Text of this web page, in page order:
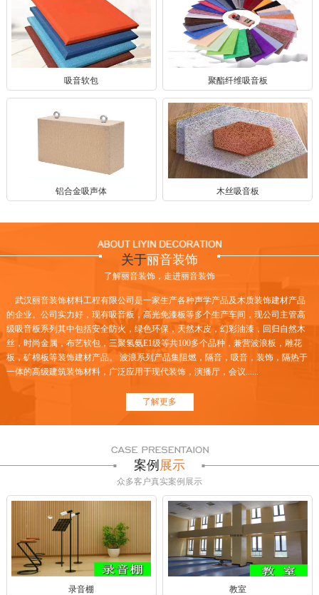
吸音软包 聚酯纤维吸音板
铝合金吸声体 木丝吸音板
关于丽音装饰
了解丽音装饰，走进丽音装饰
武汉丽音装饰材料工程有限公司是一家生产各种声学产品及木质装饰建材产品
的企业。公司实力好，现有吸音板，高光免漆板等多个生产车间，现公司主管高
级吸音板系列其中包括安全防火，绿色环保，天然木皮，幻彩油漆，回归自然木
丝，时尚金属，布艺软包，三聚氢氨E1级等共100多个品种，兼营波浪板，雕花
板，矿棉板等装饰建材产品。 波浪系列产品集阻燃，隔音，吸音，装饰，隔热于
一体的高级建筑装饰材料，广泛应用于现代装饰，演播厅，会议......
了解更多
案例 展示
众多客户真实案例展示
录音棚 教室